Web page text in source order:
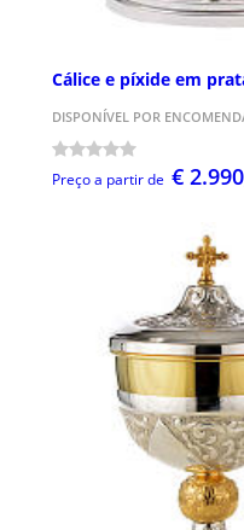
Cálice e píxide em
DISPONÍVEL POR
Preço a partir de €